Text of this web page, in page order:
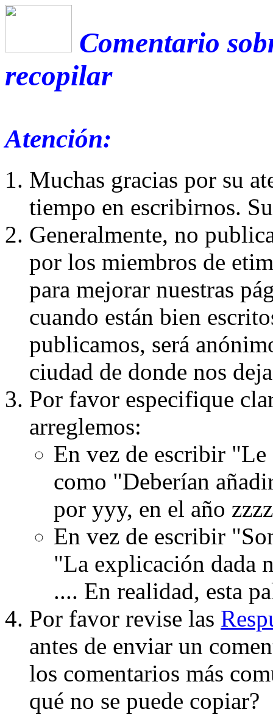
Comentario
recopilar
Atención:
Muchas gracias por su
tiempo en escribirnos.
Generalmente, no
por los miembros de
para mejorar nuestras
cuando están bien
publicamos, será
ciudad de donde nos
Por favor especifique
arreglemos:
En vez de escribir
como "Deberían
por yyy, en el año
En vez de escribir
"La explicación dada
.... En realidad, esta
Por favor revise las
antes de enviar un
los comentarios más
qué no se puede copiar?